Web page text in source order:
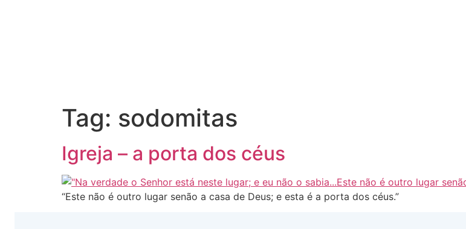
Tag: sodomitas
Igreja – a porta dos céus
“Este não é outro lugar senão a casa de Deus; e esta é a porta dos céus.”